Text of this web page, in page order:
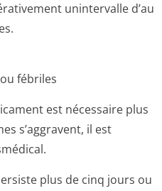
unintervalle d’au
fébriles
est nécessaire plus
s’aggravent, il est
plus de cinq jours ou